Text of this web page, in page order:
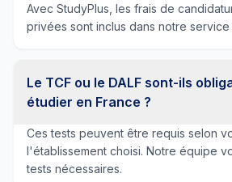
Avec StudyPlus, les frais de
privées sont inclus dans notre service
Le TCF ou le DALF sont-ils
étudier en France ?
Ces tests peuvent être requis selon
l'établissement choisi. Notre équipe
tests nécessaires.